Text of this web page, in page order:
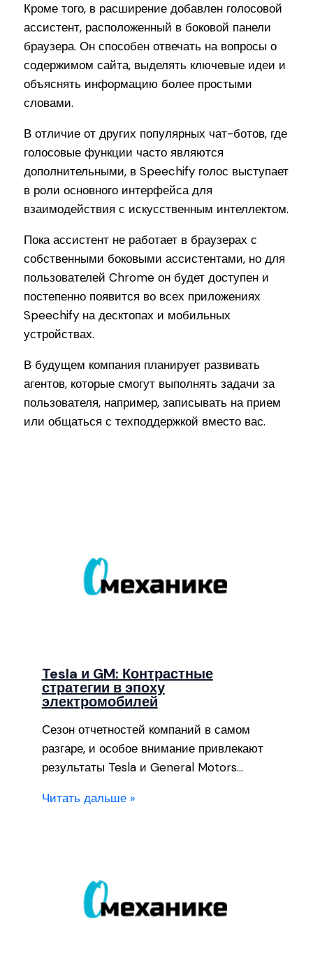
Кроме того, в расширение добавлен голосовой
ассистент, расположенный в боковой панели
браузера. Он способен отвечать на вопросы о
содержимом сайта, выделять ключевые идеи и
объяснять информацию более простыми
словами.
В отличие от других популярных чат-ботов, где
голосовые функции часто являются
дополнительными, в Speechify голос выступает
в роли основного интерфейса для
взаимодействия с искусственным интеллектом.
Пока ассистент не работает в браузерах с
собственными боковыми ассистентами, но для
пользователей Chrome он будет доступен и
постепенно появится во всех приложениях
Speechify на десктопах и мобильных
устройствах.
В будущем компания планирует развивать
агентов, которые смогут выполнять задачи за
пользователя, например, записывать на прием
или общаться с техподдержкой вместо вас.
Tesla и GM: Контрастные
стратегии в эпоху
электромобилей
Сезон отчетностей компаний в самом
разгаре, и особое внимание привлекают
результаты Tesla и General Motors…
Читать дальше »